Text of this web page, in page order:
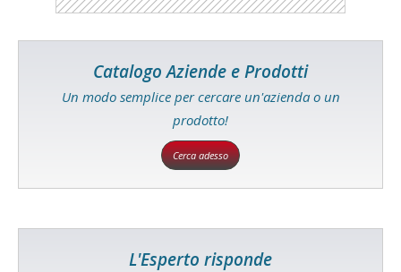
Catalogo Aziende e Prodotti
Un modo semplice per cercare un'azienda o un
prodotto!
Cerca adesso
L'Esperto risponde